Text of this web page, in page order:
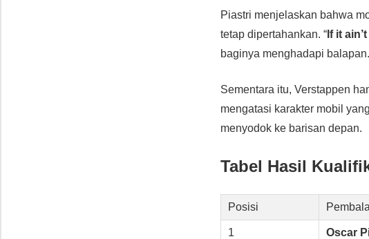
Piastri menjelaskan bahwa
tetap dipertahankan. “ If it
baginya menghadapi balapan.
Sementara itu, Verstappen
mengatasi karakter mobil
menyodok ke barisan depan.
Tabel Hasil
Posisi
1 Oscar